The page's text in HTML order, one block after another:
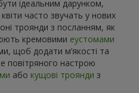
ідеальним дарунком,
часто звучать у нових
троянди з посланням, як
кремовими еустомами
щоб додати м’якості та
повітряного настрою
або кущові троянди з